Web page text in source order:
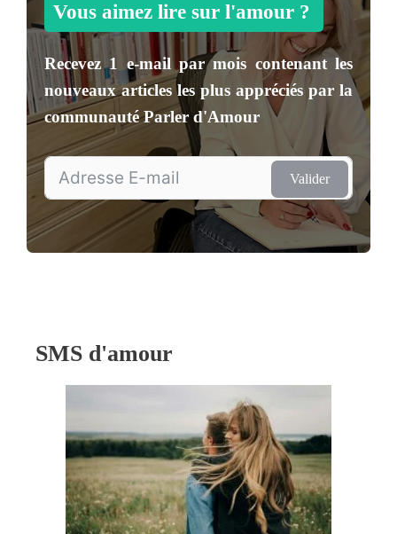
Vous aimez lire sur l'amour ?
Recevez1 e-mail par mois contenant les
nouveaux articles les plus appréciés par la
communautéParler d'Amour
Valider
SMS d'amour